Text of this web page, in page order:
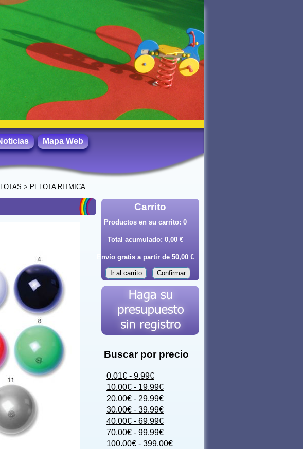
Mapa Web
> PELOTA RITMICA
Carrito
Productos en su carrito: 0
Total acumulado: 0,00 €
Envío gratis a partir de 50,00 €
Ir al carrito Confirmar
Buscar por precio
0.01€ - 9.99€
10.00€ - 19.99€
20.00€ - 29.99€
30.00€ - 39.99€
40.00€ - 69.99€
70.00€ - 99.99€
100.00€ - 399.00€